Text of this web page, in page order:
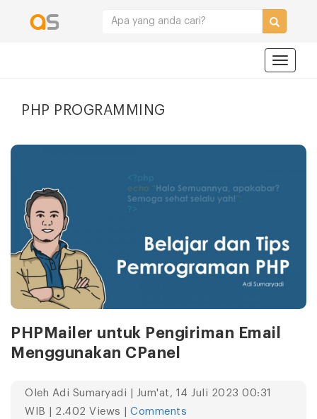
PHP PROGRAMMING
PHPMailer untuk Pengiriman Email
Menggunakan CPanel
Oleh Adi Sumaryadi | Jum'at, 14 Juli 2023 00:31
WIB | 2.402 Views | Comments